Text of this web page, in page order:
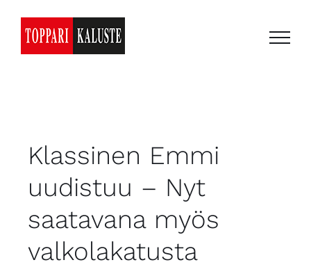
content
Klassinen Emmi
uudistuu – Nyt
saatavana myös
valkolakatusta